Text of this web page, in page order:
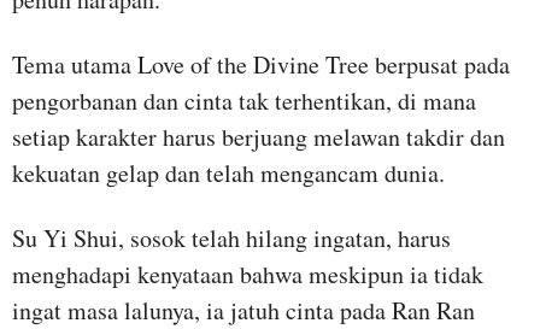
Tema utama Love of the Divine Tree berpusat pada
pengorbanan dan cinta tak terhentikan, di mana
setiap karakter harus berjuang melawan takdir dan
kekuatan gelap dan telah mengancam dunia.
Su Yi Shui, sosok telah hilang ingatan, harus
menghadapi kenyataan bahwa meskipun ia tidak
ingat masa lalunya, ia jatuh cinta pada Ran Ran